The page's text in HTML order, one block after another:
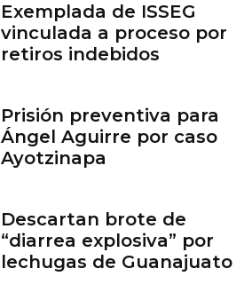
Exemplada de ISSEG
vinculada a proceso por
retiros indebidos
Prisión preventiva para
Ángel Aguirre por caso
Ayotzinapa
Descartan brote de
“diarrea explosiva” por
lechugas de Guanajuato